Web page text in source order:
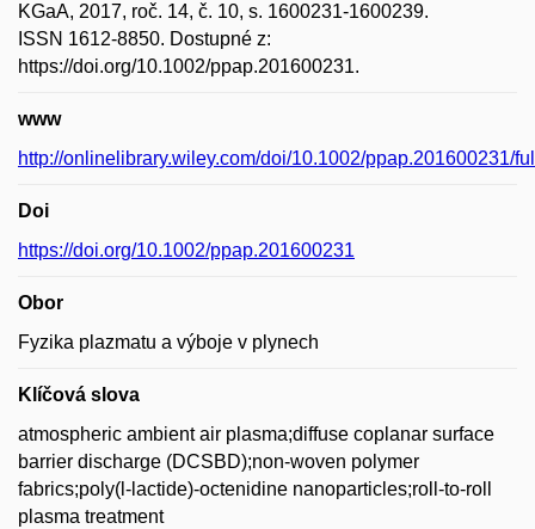
KGaA, 2017, roč. 14, č. 10, s. 1600231-1600239.
ISSN 1612-8850. Dostupné z:
https://doi.org/10.1002/ppap.201600231.
www
http://onlinelibrary.wiley.com/doi/10.1002/ppap.201600231/
Doi
https://doi.org/10.1002/ppap.201600231
Obor
Fyzika plazmatu a výboje v plynech
Klíčová slova
atmospheric ambient air plasma;diffuse coplanar surface
barrier discharge (DCSBD);non-woven polymer
fabrics;poly(l-lactide)-octenidine nanoparticles;roll-to-roll
plasma treatment